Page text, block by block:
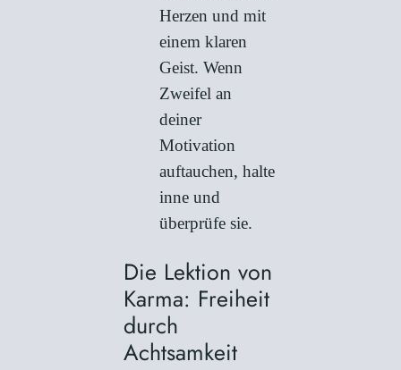
Herzen und mit
einem klaren
Geist. Wenn
Zweifel an
deiner
Motivation
auftauchen, halte
inne und
überprüfe sie.
Die Lektion von
Karma: Freiheit
durch
Achtsamkeit